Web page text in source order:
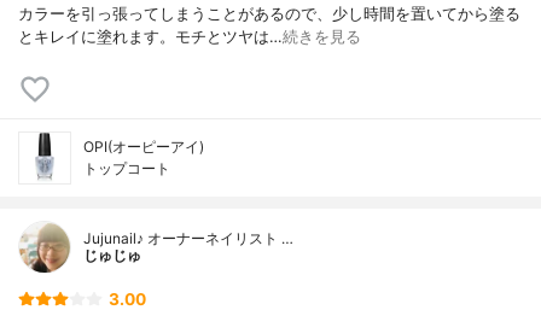
カラーを引っ張ってしまうことがあるので、少し時間を置いてから塗る
とキレイに塗れます。モチとツヤは…続きを見る
OPI(オーピーアイ)
トップコート
Jujunail♪ オーナーネイリスト …
じゅじゅ
3.00